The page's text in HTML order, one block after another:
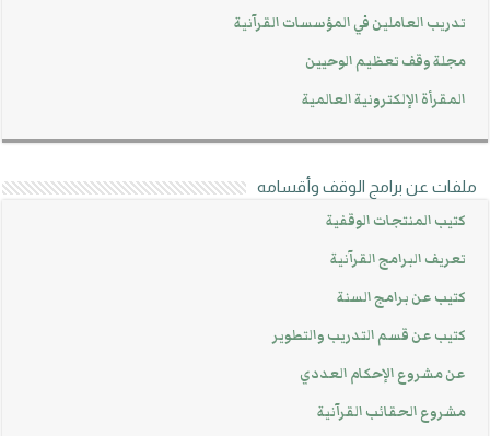
تدريب العاملين في المؤسسات القرآنية
مجلة وقف تعظيم الوحيين
المقرأة الإلكترونية العالمية
ملفات عن برامج الوقف وأقسامه
كتيب المنتجات الوقفية
تعريف البرامج القرآنية
كتيب عن برامج السنة
كتيب عن قسم التدريب والتطوير
عن مشروع الإحكام العددي
مشروع الحقائب القرآنية